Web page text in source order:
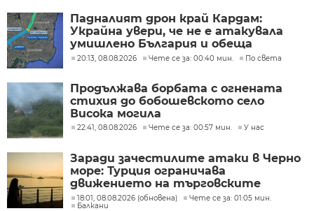
Падналият дрон край Кардам:
Украйна увери, че не е атакувала
умишлено България и обеща
разследване
20:13, 08.08.2026 Чете се за: 00:40 мин. По света
Продължава борбата с огнената
стихия до бобошевското село
Висока могила
22:41, 08.08.2026 Чете се за: 00:57 мин. У нас
Заради зачестилите атаки в Черно
море: Турция ограничава
движението на търговските
кораби
18:01, 08.08.2026 (обновена)
Чете се за: 01:05 мин.
Балкани